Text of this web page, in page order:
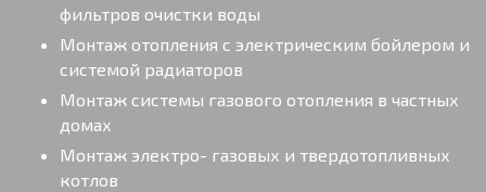
фильтров очистки воды
Монтаж отопления с электрическим бойлером и
системой радиаторов
Монтаж системы газового отопления в частных
домах
Монтаж электро- газовых и твердотопливных
котлов